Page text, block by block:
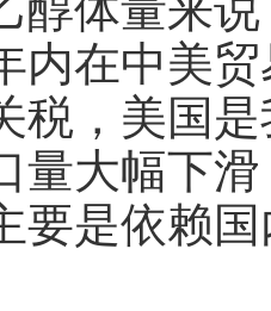
醇体量来
内在中美
税，美国
量大幅下
要是依赖